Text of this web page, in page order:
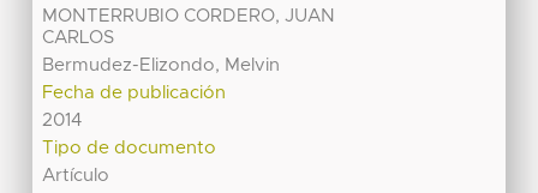
MONTERRUBIO CORDERO, JUAN
CARLOS
Bermudez-Elizondo, Melvin
Fecha de publicación
2014
Tipo de documento
Artículo